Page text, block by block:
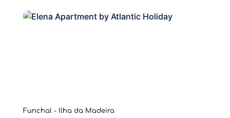
Funchal - Ilha da Madeira